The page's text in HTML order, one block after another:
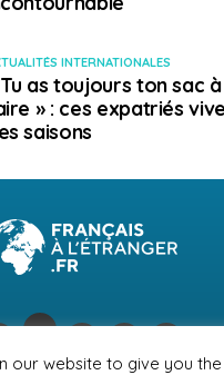
INTERNATIONALES
as toujours ton sac
» : ces expatriés
saisons
our website to give you